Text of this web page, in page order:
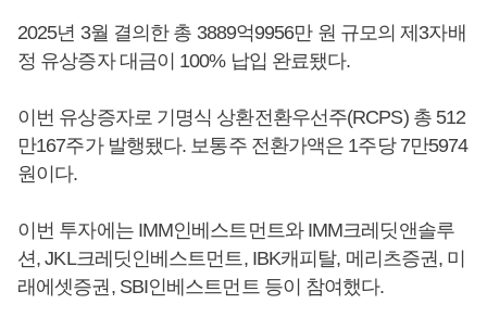
2025년 3월 결의한 총 3889억9956만 원 규모의 제3자배
정 유상증자 대금이 100% 납입 완료됐다.
이번 유상증자로 기명식 상환전환우선주(RCPS) 총 512
만167주가 발행됐다. 보통주 전환가액은 1주당 7만5974
원이다.
이번 투자에는 IMM인베스트먼트와 IMM크레딧앤솔루
션, JKL크레딧인베스트먼트, IBK캐피탈, 메리츠증권, 미
래에셋증권, SBI인베스트먼트 등이 참여했다.